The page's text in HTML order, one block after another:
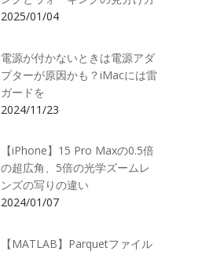
2025/01/04
電源が付かないときは電源アダ
プターが原因かも？iMacには雷
ガードを
2024/11/23
【iPhone】15 Pro Maxの0.5倍
の超広角、5倍の光学ズームレ
ンズの写りの違い
2024/01/07
【MATLAB】Parquetファイル